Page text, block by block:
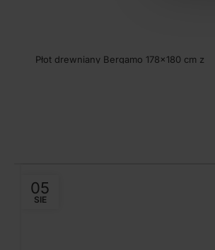
Płot drewniany Bergamo 178×180 cm z
05
SIE